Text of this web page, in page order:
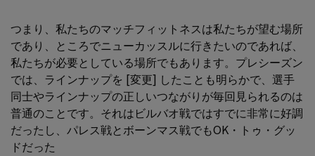
つまり、私たちのマッチフィットネスは私たちが望む場所
であり、ところでニューカッスルに行きたいのであれば、
私たちが必要としている場所でもあります。プレシーズン
では、ラインナップを [変更] したことも明らかで、選手
同士やラインナップの正しいつながりが毎回見られるのは
普通のことです。それはビルバオ戦ではすでに非常に好調
だったし、パレス戦とボーンマス戦でもOK・トゥ・グッ
ドだった